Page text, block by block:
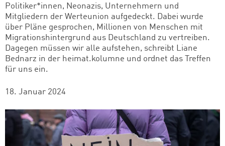
Politiker*innen, Neonazis, Unternehmern und
Mitgliedern der Werteunion aufgedeckt. Dabei wurde
über Pläne gesprochen, Millionen von Menschen mit
Migrationshintergrund aus Deutschland zu vertreiben.
Dagegen müssen wir alle aufstehen, schreibt Liane
Bednarz in der heimat.kolumne und ordnet das Treffen
für uns ein.
18. Januar 2024